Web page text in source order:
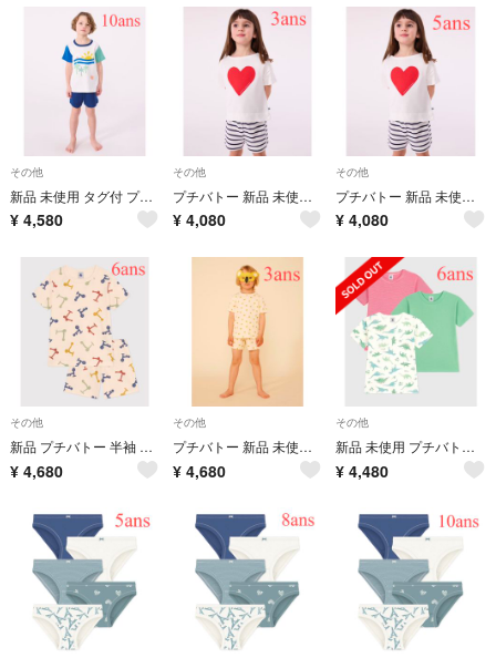
その他
新品 未使用 タグ付 プチバトー オーガニック 半袖 パジャマ ビーチ 10ans
¥ 4,580
その他
プチバトー 新品 未使用 半袖 パジャマ ハート ボーダー 3ans
¥ 4,080
その他
プチバトー 新品 未使用 半袖 パジャマ ハート ボーダー 5ans
¥ 4,080
その他
新品 プチバトー 半袖 パジャマ キックボード 6ans
¥ 4,680
その他
プチバトー 新品 未使用 半袖 パジャマ コアラ 3ans
¥ 4,680
その他
新品 未使用 プチバトー 半袖 Ｔシャツ 恐竜 ３枚組 6ans
¥ 4,480